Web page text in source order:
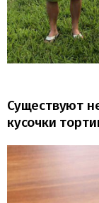
Существуют
кусочки